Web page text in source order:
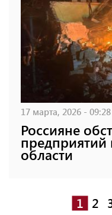
17 марта, 2026 - 09:28
Россияне
предприятий
области
1 2